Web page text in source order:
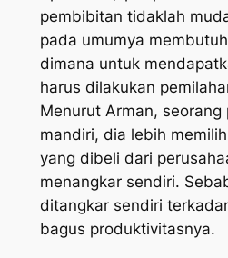
pembibitan tidaklah
pada umumya
dimana untuk
harus dilakukan
Menurut Arman,
mandiri, dia lebih
yang dibeli dari
menangkar sendiri.
ditangkar sendiri
bagus produktivitasnya.